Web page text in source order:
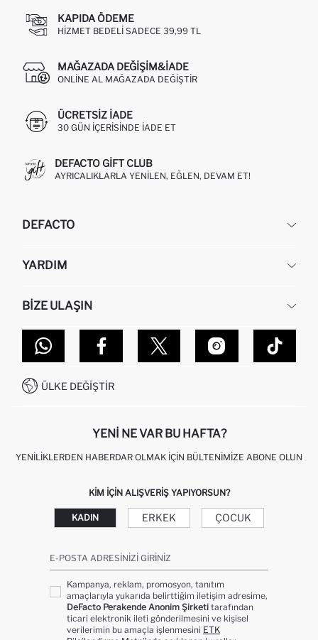
KAPIDA ÖDEME
HIZMET BEDELI SADECE 39,99 TL
MAĞAZADA DEĞIŞIM&İADE
ONLINE AL MAĞAZADA DEĞIŞTIR
ÜCRETSIZ IADE
30 GÜN IÇERISINDE IADE ET
DEFACTO GIFT CLUB
AYRICALIKLARLA YENILEN, EĞLEN, DEVAM ET!
DEFACTO
HAKKIMIZDA
KURUMSAL SATIŞ
DEFACTO TEKNOLOJI
SITEMAP
YARDIM
SIPARIŞIMI NASIL TAKIP EDERIM?
NASIL İADE EDERIM?
GIFT CLUB SIKÇA SORULAN SORULAR
İŞLEM REHBERI
KAMPANYALAR
BIZE ULAŞIN
MAĞAZALARIMIZ
İLETIŞIM FORMU
0850 333 22 86
ÜLKE DEĞIŞTIR
YENI NE VAR BU HAFTA?
YENILIKLERDEN HABERDAR OLMAK İÇIN BÜLTENIMIZE ABONE OLUN
KIM IÇIN ALIŞVERIŞ YAPIYORSUN?
KADIN ERKEK ÇOCUK
E-POSTA ADRESINIZI GIRINIZ
Kampanya, reklam, promosyon, tanıtım
amaçlarıyla yukarıda belirttiğim iletişim adresime,
DeFacto Perakende Anonim Şirketi tarafından
ticari elektronik ileti gönderilmesini ve kişisel
verilerimin bu amaçla işlenmesini ETK